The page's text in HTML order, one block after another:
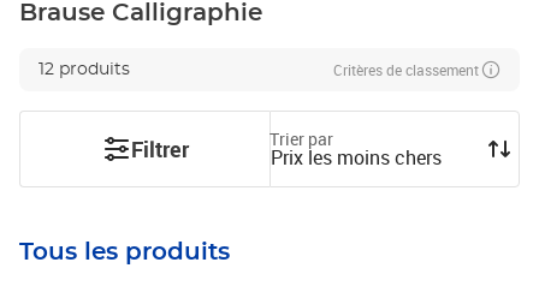
Brause Calligraphie
12 produits Critères de classement
Filtrer Trier par
Prix les moins chers
Tous les produits